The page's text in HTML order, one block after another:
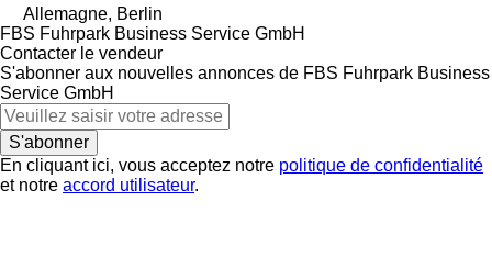
Allemagne, Berlin
FBS Fuhrpark Business Service GmbH
Contacter le vendeur
S'abonner aux nouvelles annonces de FBS Fuhrpark Business
Service GmbH
S'abonner
En cliquant ici, vous acceptez notre politique de confidentialité
et notre accord utilisateur.